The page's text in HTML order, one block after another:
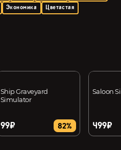
Экономика Цветастая
Ship Graveyard
Simulator
99₽ 82%
Saloon
499₽